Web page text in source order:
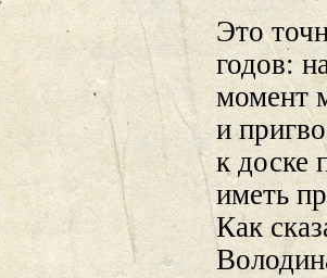
Это
годов:
момент
и
к доске
иметь
Как